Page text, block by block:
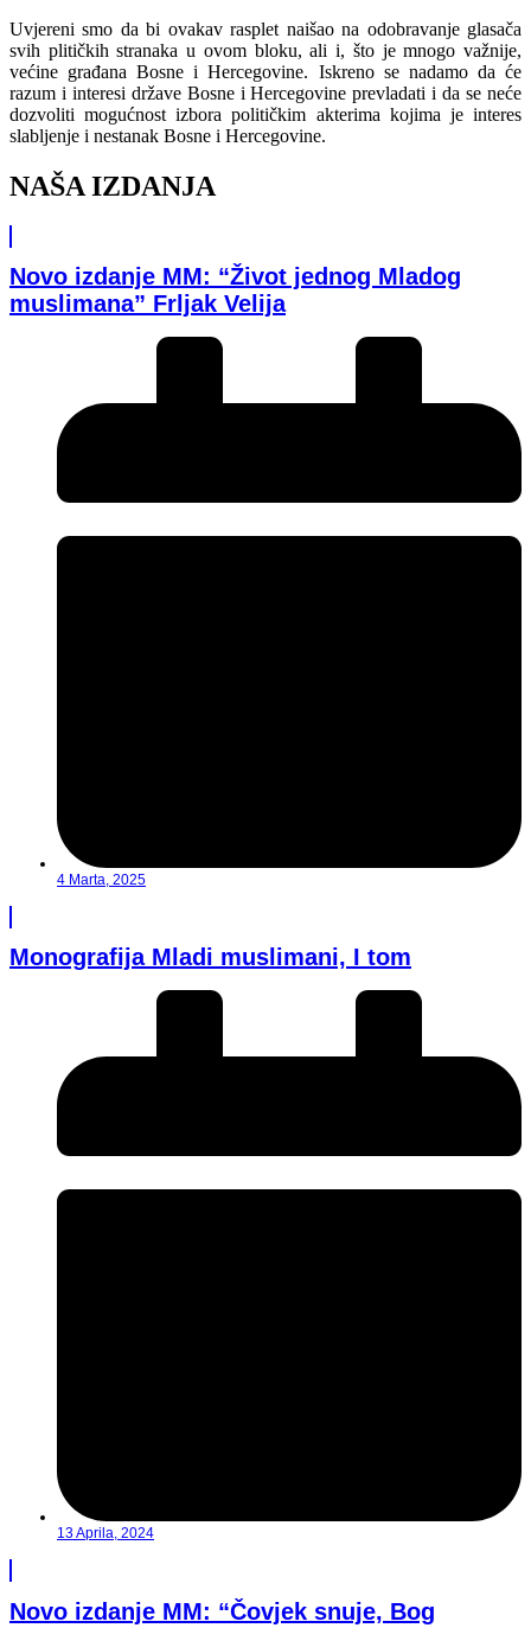
Uvjereni smo da bi ovakav rasplet naišao na odobravanje glasača
svih plitičkih stranaka u ovom bloku, ali i, što je mnogo važnije,
većine građana Bosne i Hercegovine. Iskreno se nadamo da će
razum i interesi države Bosne i Hercegovine prevladati i da se neće
dozvoliti mogućnost izbora političkim akterima kojima je interes
slabljenje i nestanak Bosne i Hercegovine.
NAŠA IZDANJA
Novo izdanje MM: “Život jednog Mladog
muslimana” Frljak Velija
4 Marta, 2025
Monografija Mladi muslimani, I tom
13 Aprila, 2024
Novo izdanje MM: “Čovjek snuje, Bog